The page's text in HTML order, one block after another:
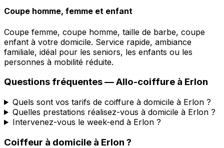
Coupe homme, femme et enfant
Coupe femme, coupe homme, taille de barbe, coupe
enfant à votre domicile. Service rapide, ambiance
familiale, idéal pour les seniors, les enfants ou les
personnes à mobilité réduite.
Questions fréquentes —Allo-coiffure à Erlon
Quels sont vos tarifs de coiffure à domicile à Erlon ?
Quelles prestations réalisez-vous à domicile à Erlon ?
Intervenez-vous le week-end à Erlon ?
Coiffeur à domicile à Erlon ?